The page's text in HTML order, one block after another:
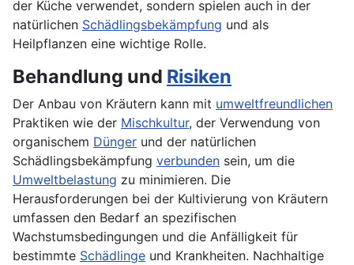
der Küche verwendet, sondern spielen auch in der
natürlichen Schädlingsbekämpfung und als
Heilpflanzen eine wichtige Rolle.
Behandlung und Risiken
Der Anbau von Kräutern kann mit umweltfreundlichen
Praktiken wie der Mischkultur, der Verwendung von
organischem Dünger und der natürlichen
Schädlingsbekämpfung verbunden sein, um die
Umweltbelastung zu minimieren. Die
Herausforderungen bei der Kultivierung von Kräutern
umfassen den Bedarf an spezifischen
Wachstumsbedingungen und die Anfälligkeit für
bestimmte Schädlinge und Krankheiten. Nachhaltige